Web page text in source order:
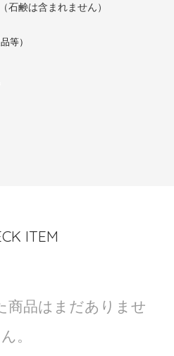
鹸は含まれません）
等）
ITEM
商品はまだありませ
ん。